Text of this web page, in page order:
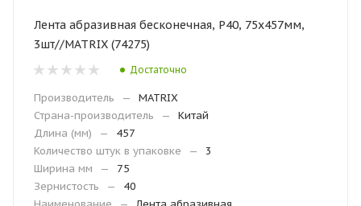
Лента абразивная бесконечная, Р40, 75х457мм,
3шт//MATRIX (74275)
Достаточно
Производитель —
MATRIX
Страна-производитель
—
Китай
Длина (мм)
—
457
Количество штук в упаковке
—
3
Ширина мм
—
75
Зернистость
—
40